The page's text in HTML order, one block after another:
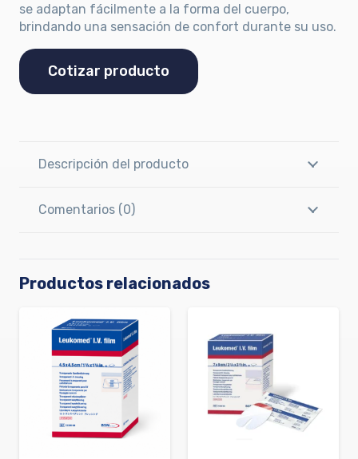
se adaptan fácilmente a la forma del cuerpo,
brindando una sensación de confort durante su uso.
Cotizar producto
Descripción del producto
Comentarios (0)
Productos relacionados